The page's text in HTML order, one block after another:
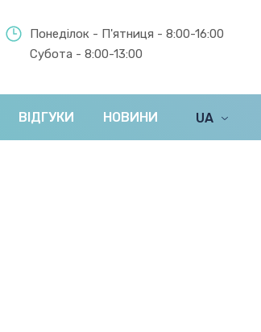
Понеділок - П'ятниця - 8:00-16:00
Субота - 8:00-13:00
ВІДГУКИ НОВИНИ
UA
EN